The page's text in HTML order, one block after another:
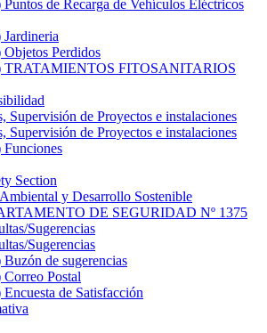
Puntos de Recarga de Vehículos Eléctricos
Objetos Perdidos
TRATAMIENTOS FITOSANITARIOS
Supervisión de Proyectos e instalaciones
Supervisión de Proyectos e instalaciones
Funciones
Section
y Desarrollo Sostenible
DE SEGURIDAD Nº 1375
Sugerencias
Sugerencias
Buzón de sugerencias
Correo Postal
de Satisfacción